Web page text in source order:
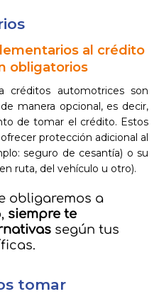
al crédito
obligatorios
créditos automotrices son
manera opcional, es decir,
de tomar el crédito. Estos
protección adicional al
seguro de cesantía) o su
ruta, del vehículo u otro).
obligaremos a
siempre te
según tus
tomar